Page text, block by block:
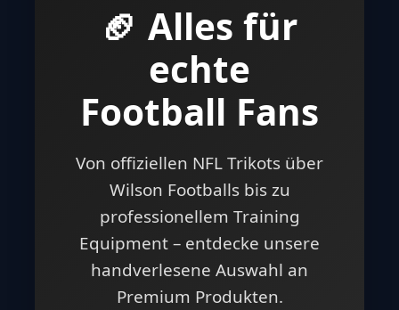
🏈 Alles für
echte
Football Fans
Von offiziellen NFL Trikots über
Wilson Footballs bis zu
professionellem Training
Equipment – entdecke unsere
handverlesene Auswahl an
Premium Produkten.